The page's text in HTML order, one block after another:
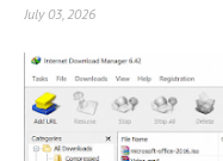
July 03, 2026